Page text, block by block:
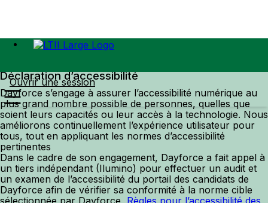
Ouvrir une session
Déclaration d’accessibilité
Dayforce s’engage à assurer l’accessibilité numérique au
plus grand nombre possible de personnes, quelles que
soient leurs capacités ou leur accès à la technologie. Nous
améliorons continuellement l’expérience utilisateur pour
tous, tout en appliquant les normes d’accessibilité
pertinentes
Dans le cadre de son engagement, Dayforce a fait appel à
un tiers indépendant (Ilumino) pour effectuer un audit et
un examen de l’accessibilité du portail des candidats de
Dayforce afin de vérifier sa conformité à la norme cible